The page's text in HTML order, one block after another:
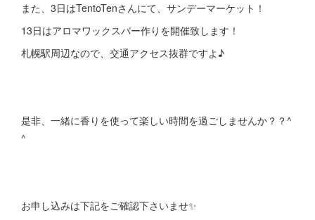
また、3日はTentoTenさんにて、サンデーマーケット！
13日はアロマワックスバー作りを開催致します！
札幌駅周辺なので、交通アクセス抜群ですよ♪
是非、一緒に香りを使って楽しい時間を過ごしませんか？？^
^
お申し込みは下記をご確認下さいませ✨